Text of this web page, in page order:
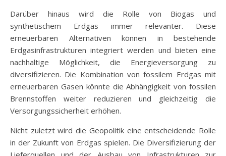
Darüber hinaus wird die Rolle von Biogas und
synthetischem Erdgas immer relevanter. Diese
erneuerbaren Alternativen können in bestehende
Erdgasinfrastrukturen integriert werden und bieten eine
nachhaltige Möglichkeit, die Energieversorgung zu
diversifizieren. Die Kombination von fossilem Erdgas mit
erneuerbaren Gasen könnte die Abhängigkeit von fossilen
Brennstoffen weiter reduzieren und gleichzeitig die
Versorgungssicherheit erhöhen.
Nicht zuletzt wird die Geopolitik eine entscheidende Rolle
in der Zukunft von Erdgas spielen. Die Diversifizierung der